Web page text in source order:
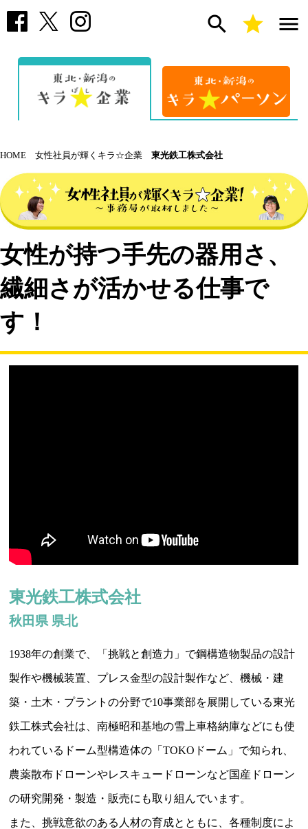
search star menu
HOME 女性社員が輝くキラ☆企業 東光鉄工株式会社
女性が持つ手先の器用さ、
繊細さが活かせる仕事で
す！
東光鉄工株式会社
秋田県 県北
1938年の創業で、「挑戦と創造力」で鋼構造物製品の設計
製作や機械装置、プレス金型の設計製作など、機械・建
築・土木・プラントの分野で10事業部を展開している東光
鉄工株式会社は、南極昭和基地の雪上車格納庫などにも使
われているドーム型構造体の「TOKOドーム」で知られ、
農薬散布ドローンやレスキュードローンなど国産ドローン
の研究開発・製造・販売にも取り組んでいます。
また、挑戦意欲のある人材の育成とともに、各種制度によ